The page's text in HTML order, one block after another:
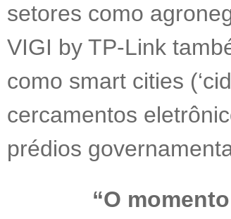
setores como
VIGI by TP-Link
como smart cities
cercamentos
prédios
“O